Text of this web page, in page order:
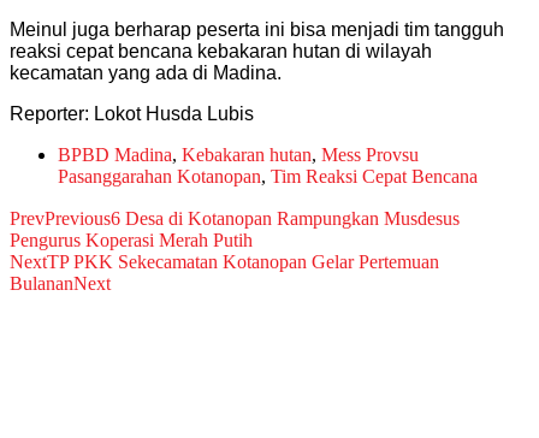
Meinul juga berharap peserta ini bisa menjadi tim tangguh
reaksi cepat bencana kebakaran hutan di wilayah
kecamatan yang ada di Madina.
Reporter: Lokot Husda Lubis
BPBD Madina, Kebakaran hutan, Mess Provsu
Pasanggarahan Kotanopan, Tim Reaksi Cepat Bencana
PrevPrevious6 Desa di Kotanopan Rampungkan Musdesus
Pengurus Koperasi Merah Putih
NextTP PKK Sekecamatan Kotanopan Gelar Pertemuan
BulananNext